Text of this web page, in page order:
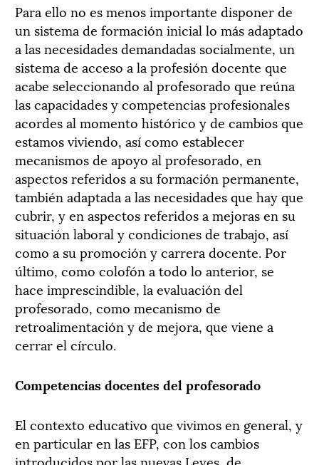
Para ello no es menos importante disponer de
un sistema de formación inicial lo más adaptado
a las necesidades demandadas socialmente, un
sistema de acceso a la profesión docente que
acabe seleccionando al profesorado que reúna
las capacidades y competencias profesionales
acordes al momento histórico y de cambios que
estamos viviendo, así como establecer
mecanismos de apoyo al profesorado, en
aspectos referidos a su formación permanente,
también adaptada a las necesidades que hay que
cubrir, y en aspectos referidos a mejoras en su
situación laboral y condiciones de trabajo, así
como a su promoción y carrera docente. Por
último, como colofón a todo lo anterior, se
hace imprescindible, la evaluación del
profesorado, como mecanismo de
retroalimentación y de mejora, que viene a
cerrar el círculo.
Competencias docentes del profesorado
El contexto educativo que vivimos en general, y
en particular en las EFP, con los cambios
introducidos por las nuevas Leyes, de